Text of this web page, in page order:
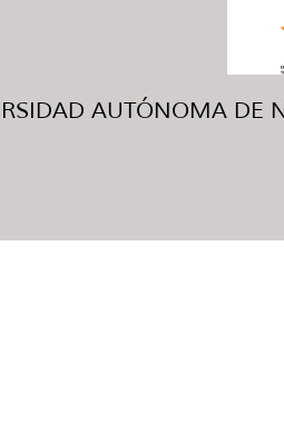
AUTÓNOMA DE